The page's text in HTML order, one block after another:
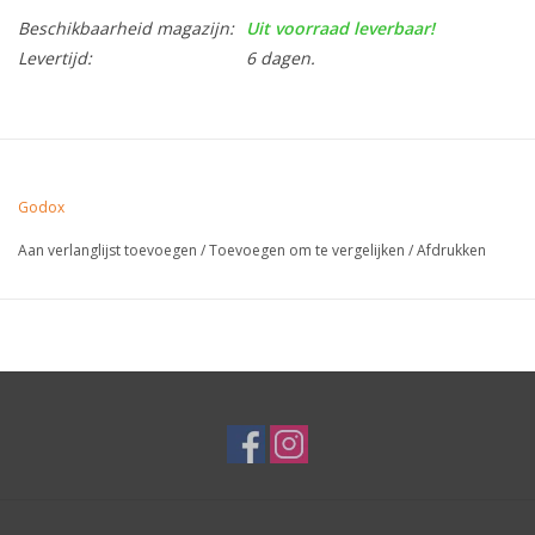
Beschikbaarheid magazijn:
Uit voorraad leverbaar!
Levertijd:
6 dagen.
Godox
Aan verlanglijst toevoegen /Toevoegen om te vergelijken /Afdrukken